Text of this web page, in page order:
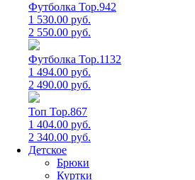
Футболка Top.942
1 530.00 руб.
2 550.00 руб.
Футболка Top.1132
1 494.00 руб.
2 490.00 руб.
Топ Top.867
1 404.00 руб.
2 340.00 руб.
Детское
Брюки
Куртки